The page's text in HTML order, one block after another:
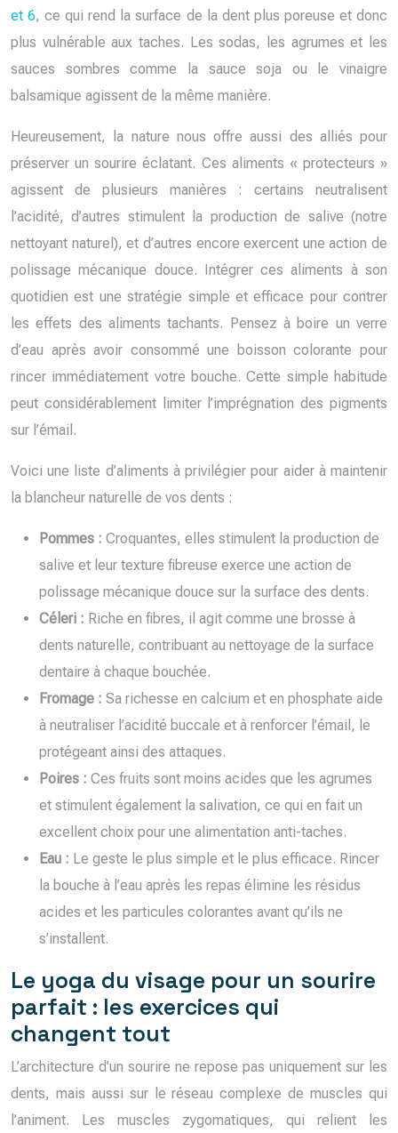
et 6, ce qui rend la surface de la dent plus poreuse et donc
plus vulnérable aux taches. Les sodas, les agrumes et les
sauces sombres comme la sauce soja ou le vinaigre
balsamique agissent de la même manière.
Heureusement, la nature nous offre aussi des alliés pour
préserver un sourire éclatant. Ces aliments « protecteurs »
agissent de plusieurs manières : certains neutralisent
l’acidité, d’autres stimulent la production de salive (notre
nettoyant naturel), et d’autres encore exercent une action de
polissage mécanique douce. Intégrer ces aliments à son
quotidien est une stratégie simple et efficace pour contrer
les effets des aliments tachants. Pensez à boire un verre
d’eau après avoir consommé une boisson colorante pour
rincer immédiatement votre bouche. Cette simple habitude
peut considérablement limiter l’imprégnation des pigments
sur l’émail.
Voici une liste d’aliments à privilégier pour aider à maintenir
la blancheur naturelle de vos dents :
Pommes : Croquantes, elles stimulent la production de
salive et leur texture fibreuse exerce une action de
polissage mécanique douce sur la surface des dents.
Céleri : Riche en fibres, il agit comme une brosse à
dents naturelle, contribuant au nettoyage de la surface
dentaire à chaque bouchée.
Fromage : Sa richesse en calcium et en phosphate aide
à neutraliser l’acidité buccale et à renforcer l’émail, le
protégeant ainsi des attaques.
Poires : Ces fruits sont moins acides que les agrumes
et stimulent également la salivation, ce qui en fait un
excellent choix pour une alimentation anti-taches.
Eau : Le geste le plus simple et le plus efficace. Rincer
la bouche à l’eau après les repas élimine les résidus
acides et les particules colorantes avant qu’ils ne
s’installent.
Le yoga du visage pour un sourire
parfait : les exercices qui
changent tout
L’architecture d’un sourire ne repose pas uniquement sur les
dents, mais aussi sur le réseau complexe de muscles qui
l’animent. Les muscles zygomatiques, qui relient les